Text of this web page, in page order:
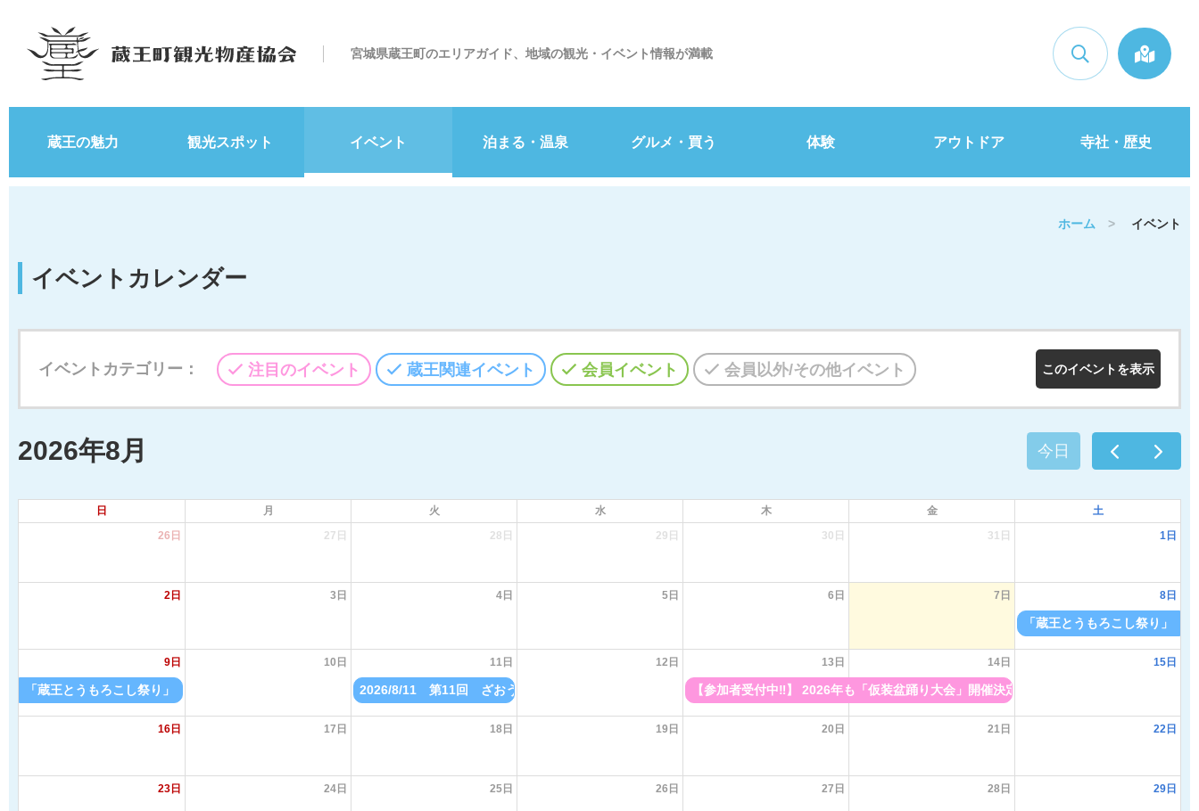
宮城県蔵王町のエリアガイド、地域の観光・イベント情報が満載 検索
蔵王の魅力 観光スポット イベント 泊まる・温泉 グルメ・買う 体験 アウトドア 寺社・歴史
ホーム > イベント
イベントカレンダー
イベントカテゴリー： 注目のイベント 蔵王関連イベント 会員イベント 会員以外/その他イベント
2026年8月 今日
日 月 火 水 木 金
土
26日
27日 28日 29日 30日 31日 1日
2日 3日 4日 5日 6日 7日 8日
「蔵王とうもろこし祭り」
9日
「蔵王とうもろこし祭り」〔 26/ 8/ 8- 9 開催 毎年 8月上旬開催〕
10日 11日
2026/8/11 第11回 ざおうさまトレッキング 受付7/1～
12日 13日
【参加者受付中‼】 2026年も「仮装盆踊り大会」開催決定。参加申込方法、道路交通規
14日 15日
16日 17日 18日 19日 20日 21日 22日
23日 24日 25日 26日 27日 28日 29日